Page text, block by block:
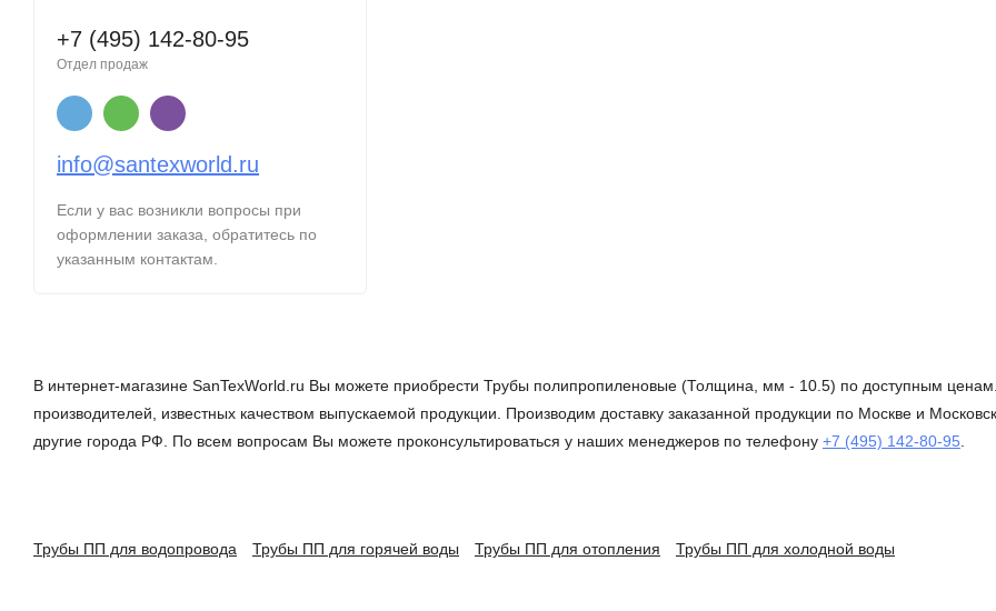
+7 (495) 142-80-95
Отдел продаж
info@santexworld.ru
Если у вас возникли вопросы при
оформлении заказа, обратитесь по
указанным контактам.
В интернет-магазине SanTexWorld.ru Вы можете приобрести Трубы полипропиленовые (Толщина, мм - 10.5) по доступным
производителей, известных качеством выпускаемой продукции. Производим доставку заказанной продукции по Москве и
другие города РФ. По всем вопросам Вы можете проконсультироваться у наших менеджеров по телефону +7 (495) 142-80-95
Трубы ПП для водопровода Трубы ПП для горячей воды Трубы ПП для отопления Трубы ПП для холодной воды